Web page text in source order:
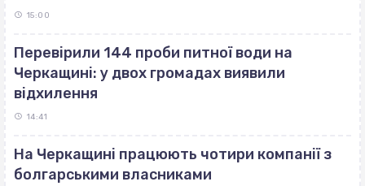
15:00
Перевірили 144 проби питної води на
Черкащині: у двох громадах виявили
відхилення
14:41
На Черкащині працюють чотири компанії з
болгарськими власниками